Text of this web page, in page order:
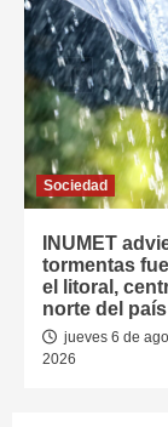
Sociedad
INUMET
tormentas
el litoral,
norte del país
jueves 6 de
2026